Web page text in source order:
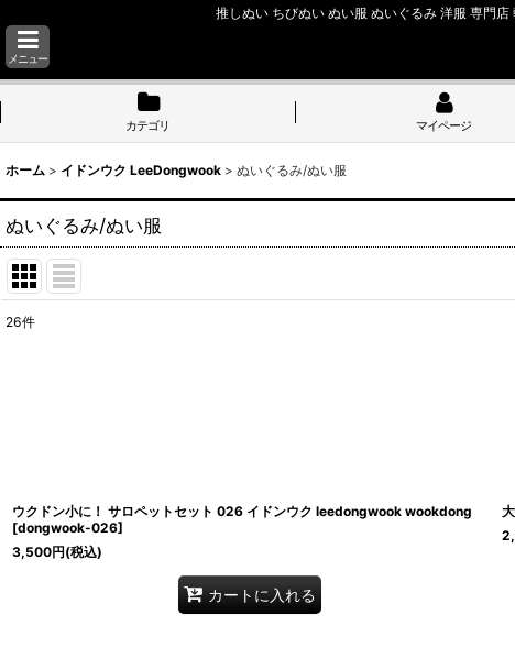
推しぬい ちびぬい ぬい服 ぬいぐるみ 洋服 専門
メニュー
カテゴリ マイページ
ホーム > イドンウク LeeDongwook > ぬいぐるみ/ぬい服
ぬいぐるみ/ぬい服
26件
ウクドン小に！ サロペットセット 026 イドンウク leedongwook wookdong
[dongwook-026]
3,500円(税込)
カートに入れる